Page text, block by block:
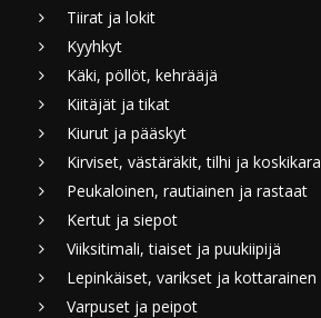
Tiirat ja lokit
Kyyhkyt
Käki, pöllöt, kehrääjä
Kiitäjät ja tikat
Kiurut ja pääskyt
Kirviset, västäräkit, tilhi ja koskikara
Peukaloinen, rautiainen ja rastaat
Kertut ja siepot
Viiksitimali, tiaiset ja puukiipijä
Lepinkäiset, varikset ja kottarainen
Varpuset ja peipot